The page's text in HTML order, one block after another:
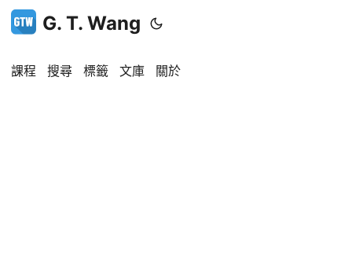
G. T. Wang
課程 搜尋 標籤 文庫 關於